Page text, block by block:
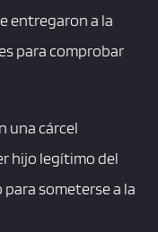
entregaron a la
para comprobar
una cárcel
hijo legítimo del
someterse a la